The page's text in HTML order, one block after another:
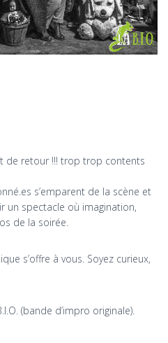
G
A
T
I
O
de retour !!! trop trop contents
s’emparent de la scène et
un spectacle où imagination,
de la soirée.
s’offre à vous. Soyez curieux,
(bande d’impro originale).